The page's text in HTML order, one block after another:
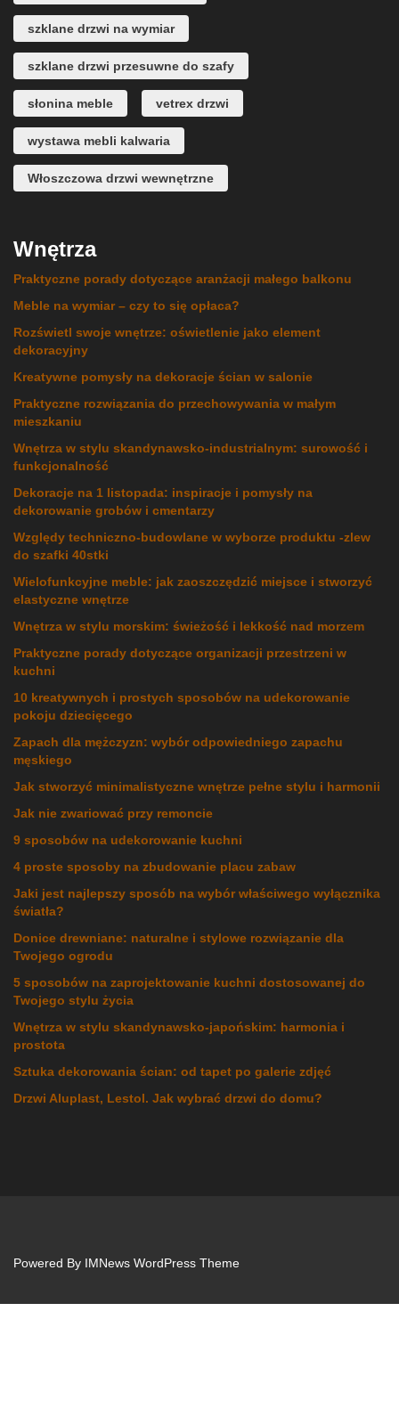
szklane drzwi na wymiar
szklane drzwi przesuwne do szafy
słonina meble vetrex drzwi
wystawa mebli kalwaria
Włoszczowa drzwi wewnętrzne
Wnętrza
Praktyczne porady dotyczące aranżacji małego balkonu
Meble na wymiar – czy to się opłaca?
Rozświetl swoje wnętrze: oświetlenie jako element
dekoracyjny
Kreatywne pomysły na dekoracje ścian w salonie
Praktyczne rozwiązania do przechowywania w małym
mieszkaniu
Wnętrza w stylu skandynawsko-industrialnym: surowość i
funkcjonalność
Dekoracje na 1 listopada: inspiracje i pomysły na
dekorowanie grobów i cmentarzy
Względy techniczno-budowlane w wyborze produktu -zlew
do szafki 40stki
Wielofunkcyjne meble: jak zaoszczędzić miejsce i stworzyć
elastyczne wnętrze
Wnętrza w stylu morskim: świeżość i lekkość nad morzem
Praktyczne porady dotyczące organizacji przestrzeni w
kuchni
10 kreatywnych i prostych sposobów na udekorowanie
pokoju dziecięcego
Zapach dla mężczyzn: wybór odpowiedniego zapachu
męskiego
Jak stworzyć minimalistyczne wnętrze pełne stylu i harmonii
Jak nie zwariować przy remoncie
9 sposobów na udekorowanie kuchni
4 proste sposoby na zbudowanie placu zabaw
Jaki jest najlepszy sposób na wybór właściwego wyłącznika
światła?
Donice drewniane: naturalne i stylowe rozwiązanie dla
Twojego ogrodu
5 sposobów na zaprojektowanie kuchni dostosowanej do
Twojego stylu życia
Wnętrza w stylu skandynawsko-japońskim: harmonia i
prostota
Sztuka dekorowania ścian: od tapet po galerie zdjęć
Drzwi Aluplast, Lestol. Jak wybrać drzwi do domu?
Powered By IMNews WordPress Theme